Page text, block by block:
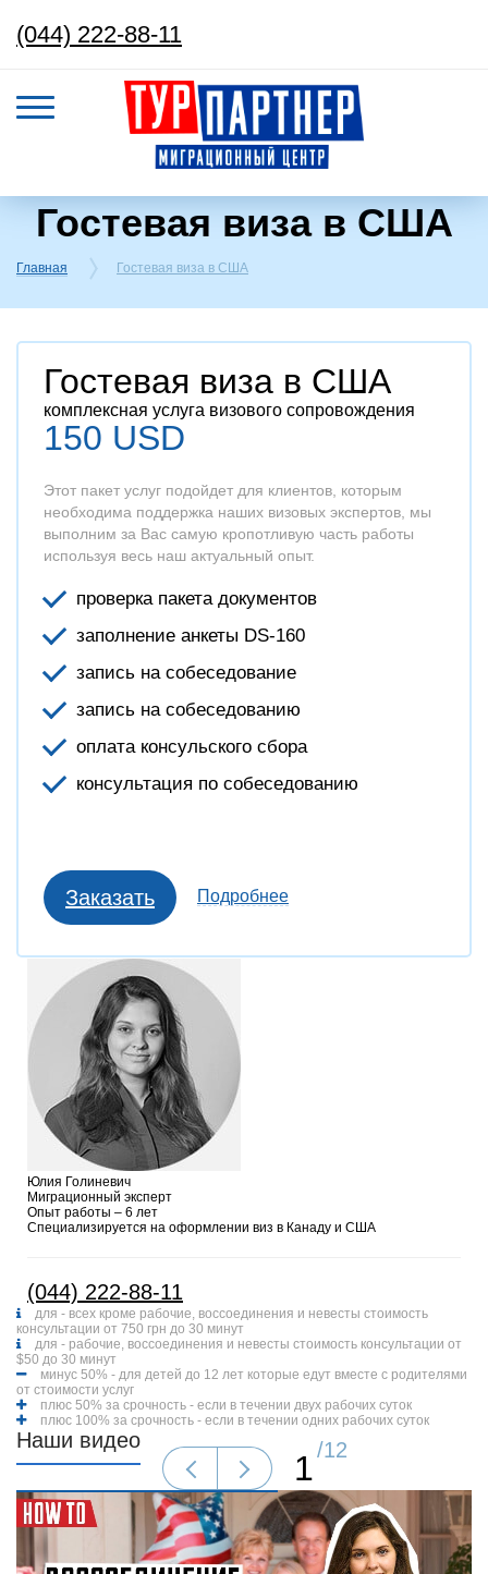
(044) 222-88-11
Гостевая виза в США
Главная Гостевая виза в США
Гостевая виза в США
комплексная услуга визового сопровождения
150 USD
Этот пакет услуг подойдет для клиентов, которым
необходима поддержка наших визовых экспертов, мы
выполним за Вас самую кропотливую часть работы
используя весь наш актуальный опыт.
проверка пакета документов
заполнение анкеты DS-160
запись на собеседование
запись на собеседованию
оплата консульского сбора
консультация по собеседованию
Заказать Подробнее
Юлия Голиневич
Миграционный эксперт
Опыт работы – 6 лет
Специализируется на оформлении виз в Канаду и США
(044) 222-88-11
для - всех кроме рабочие, воссоединения и невесты стоимость
консультации от 750 грн до 30 минут
для - рабочие, воссоединения и невесты стоимость консультации от
$50 до 30 минут
минус 50% - для детей до 12 лет которые едут вместе с родителями
от стоимости услуг
плюс 50% за срочность - если в течении двух рабочих суток
плюс 100% за срочность - если в течении одних рабочих суток
Наши видео
1/12